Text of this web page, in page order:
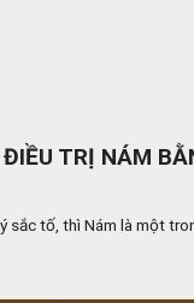
TRỊ NÁM
sắc tố, thì Nám là một